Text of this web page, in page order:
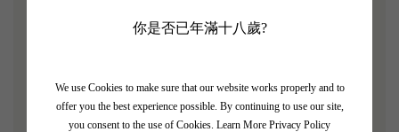
你是否已年滿十八歲?
We use Cookies to make sure that our website works properly and to
offer you the best experience possible. By continuing to use our site,
you consent to the use of Cookies. Learn More Privacy Policy
當時的酒莊主人Louis Delbos因為沒有寄參選樣品而
錯失良機。著名的酒評家Robert Parker曾說：「這是